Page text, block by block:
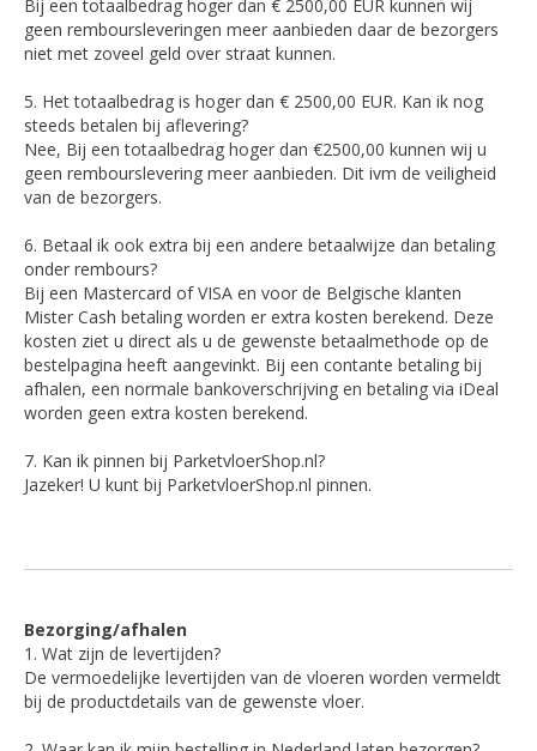
Bij een totaalbedrag hoger dan € 2500,00 EUR kunnen wij
geen remboursleveringen meer aanbieden daar de bezorgers
niet met zoveel geld over straat kunnen.
5. Het totaalbedrag is hoger dan € 2500,00 EUR. Kan ik nog
steeds betalen bij aflevering?
Nee, Bij een totaalbedrag hoger dan €2500,00 kunnen wij u
geen rembourslevering meer aanbieden. Dit ivm de veiligheid
van de bezorgers.
6. Betaal ik ook extra bij een andere betaalwijze dan betaling
onder rembours?
Bij een Mastercard of VISA en voor de Belgische klanten
Mister Cash betaling worden er extra kosten berekend. Deze
kosten ziet u direct als u de gewenste betaalmethode op de
bestelpagina heeft aangevinkt. Bij een contante betaling bij
afhalen, een normale bankoverschrijving en betaling via iDeal
worden geen extra kosten berekend.
7. Kan ik pinnen bij ParketvloerShop.nl?
Jazeker! U kunt bij ParketvloerShop.nl pinnen.
Bezorging/afhalen
1. Wat zijn de levertijden?
De vermoedelijke levertijden van de vloeren worden vermeldt
bij de productdetails van de gewenste vloer.